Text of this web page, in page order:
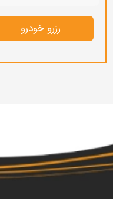
رزرو خودرو